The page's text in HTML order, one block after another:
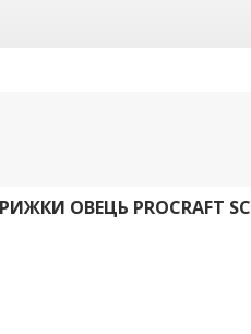
ОВЕЦЬ PROCRAFT